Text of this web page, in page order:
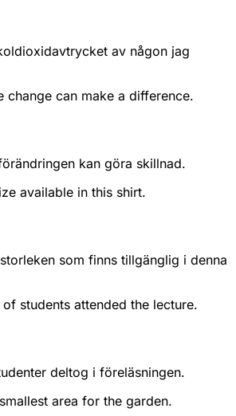
av någon jag
change can make a difference.
kan göra skillnad.
available in this shirt.
som finns tillgänglig i denna
students attended the lecture.
deltog i föreläsningen.
area for the garden.